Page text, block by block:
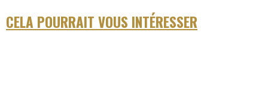
CELA POURRAIT VOUS INTÉRESSER